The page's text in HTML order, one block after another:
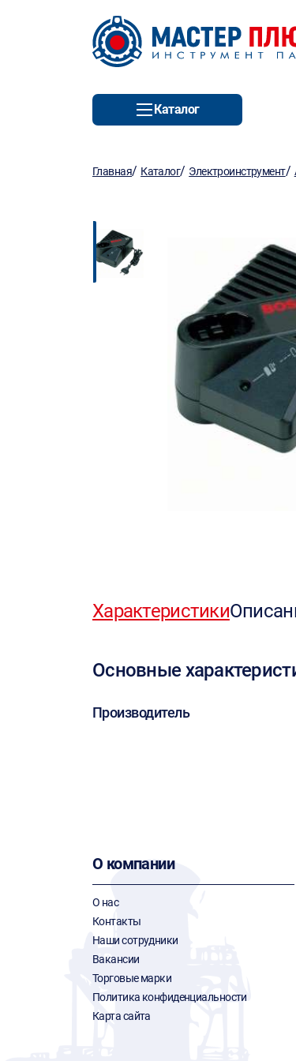
Каталог
Главная/ Каталог/ Электроинструмент/
Характеристики
Основные
Производитель
О компании
О нас
Контакты
Наши сотрудники
Вакансии
Торговые марки
Политика конфиденциальности
Карта сайта